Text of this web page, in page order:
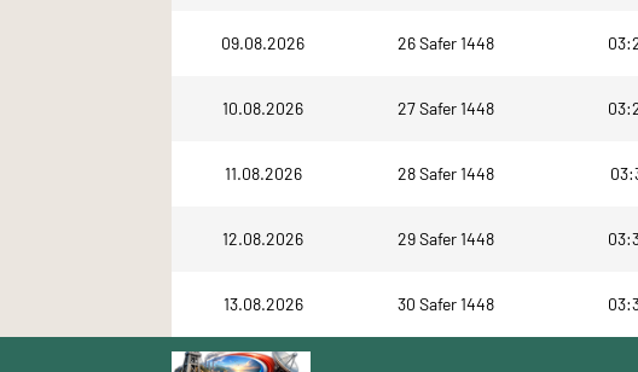
09.08.2026 26 Safer 1448
10.08.2026 27 Safer 1448
11.08.2026 28 Safer 1448
12.08.2026 29 Safer 1448
13.08.2026 30 Safer 1448